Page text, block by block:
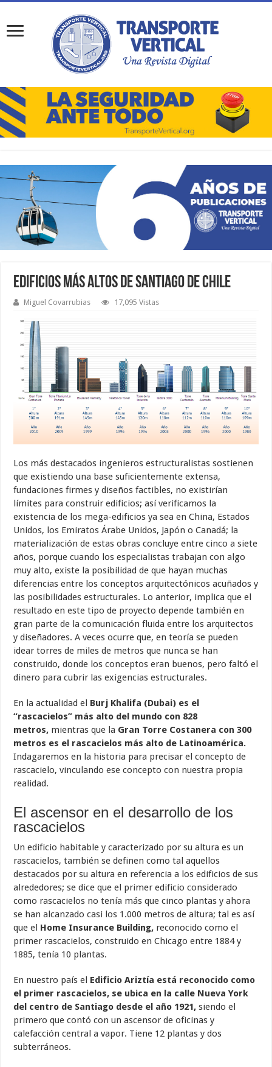
Edificios más Altos de Santiago de Chile
Miguel Covarrubias 17,095 Vistas
Los más destacados ingenieros estructuralistas sostienen
que existiendo una base suficientemente extensa,
fundaciones firmes y diseños factibles, no existirían
límites para construir edificios; así verificamos la
existencia de los mega-edificios ya sea en China, Estados
Unidos, los Emiratos Árabe Unidos, Japón o Canadá; la
materialización de estas obras concluye entre cinco a siete
años, porque cuando los especialistas trabajan con algo
muy alto, existe la posibilidad de que hayan muchas
diferencias entre los conceptos arquitectónicos acuñados y
las posibilidades estructurales. Lo anterior, implica que el
resultado en este tipo de proyecto depende también en
gran parte de la comunicación fluida entre los arquitectos
y diseñadores. A veces ocurre que, en teoría se pueden
idear torres de miles de metros que nunca se han
construido, donde los conceptos eran buenos, pero faltó el
dinero para cubrir las exigencias estructurales.
En la actualidad el Burj Khalifa (Dubai) es el
“rascacielos” más alto del mundo con 828
metros, mientras que la Gran Torre Costanera con 300
metros es el rascacielos más alto de Latinoamérica.
Indagaremos en la historia para precisar el concepto de
rascacielo, vinculando ese concepto con nuestra propia
realidad.
El ascensor en el desarrollo de los
rascacielos
Un edificio habitable y caracterizado por su altura es un
rascacielos, también se definen como tal aquellos
destacados por su altura en referencia a los edificios de sus
alrededores; se dice que el primer edificio considerado
como rascacielos no tenía más que cinco plantas y ahora
se han alcanzado casi los 1.000 metros de altura; tal es así
que el Home Insurance Building, reconocido como el
primer rascacielos, construido en Chicago entre 1884 y
1885, tenía 10 plantas.
En nuestro país el Edificio Ariztía está reconocido como
el primer rascacielos, se ubica en la calle Nueva York
del centro de Santiago desde el año 1921, siendo el
primero que contó con un ascensor de oficinas y
calefacción central a vapor. Tiene 12 plantas y dos
subterráneos.